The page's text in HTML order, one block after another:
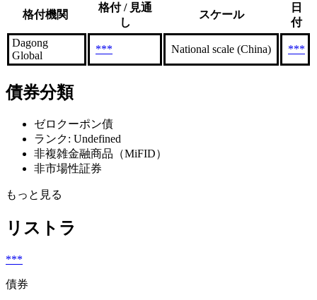
格付機関
格付 / 見通
し
スケール
日
付
Dagong
Global
*** National scale (China) ***
債券分類
ゼロクーポン債
ランク: Undefined
非複雑金融商品（MiFID）
非市場性証券
もっと見る
リストラ
***
債券